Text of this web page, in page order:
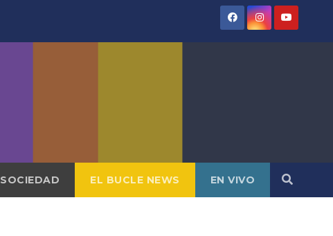
SOCIEDAD EL BUCLE NEWS EN VIVO